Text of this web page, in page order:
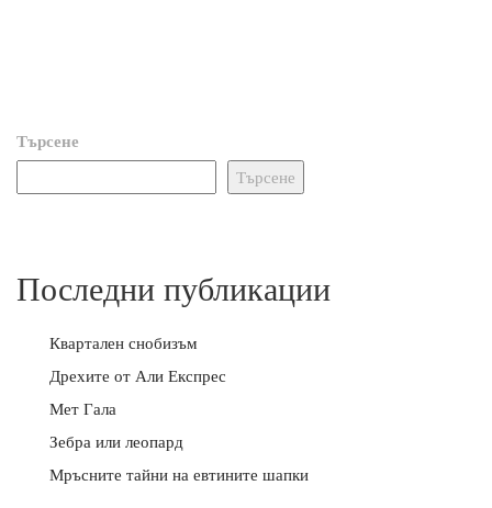
Търсене
Търсене
Последни публикации
Квартален снобизъм
Дрехите от Али Експрес
Мет Гала
Зебра или леопард
Мръсните тайни на евтините шапки